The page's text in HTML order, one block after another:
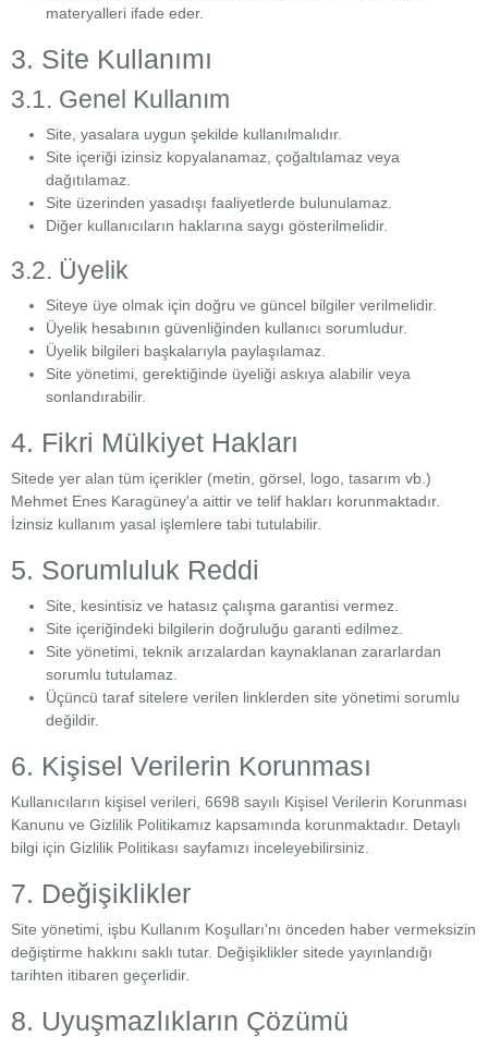
info@alfamarketim.com
Mah.
Sk.
Kazova
İş hanı
No:21 İç
Kapı No:
211 Fatih
/ İstanbul
materyalleri ifade eder.
3. Site Kullanımı
3.1. Genel Kullanım
Site, yasalara uygun şekilde kullanılmalıdır.
Site içeriği izinsiz kopyalanamaz, çoğaltılamaz veya
dağıtılamaz.
Site üzerinden yasadışı faaliyetlerde bulunulamaz.
Diğer kullanıcıların haklarına saygı gösterilmelidir.
3.2. Üyelik
Siteye üye olmak için doğru ve güncel bilgiler verilmelidir.
Üyelik hesabının güvenliğinden kullanıcı sorumludur.
Üyelik bilgileri başkalarıyla paylaşılamaz.
Site yönetimi, gerektiğinde üyeliği askıya alabilir veya
sonlandırabilir.
4. Fikri Mülkiyet Hakları
Sitede yer alan tüm içerikler (metin, görsel, logo, tasarım vb.)
Mehmet Enes Karagüney'a aittir ve telif hakları korunmaktadır.
İzinsiz kullanım yasal işlemlere tabi tutulabilir.
5. Sorumluluk Reddi
Site, kesintisiz ve hatasız çalışma garantisi vermez.
Site içeriğindeki bilgilerin doğruluğu garanti edilmez.
Site yönetimi, teknik arızalardan kaynaklanan zararlardan
sorumlu tutulamaz.
Üçüncü taraf sitelere verilen linklerden site yönetimi sorumlu
değildir.
6. Kişisel Verilerin Korunması
Kullanıcıların kişisel verileri, 6698 sayılı Kişisel Verilerin Korunması
Kanunu ve Gizlilik Politikamız kapsamında korunmaktadır. Detaylı
bilgi için Gizlilik Politikası sayfamızı inceleyebilirsiniz.
7. Değişiklikler
Site yönetimi, işbu Kullanım Koşulları'nı önceden haber vermeksizin
değiştirme hakkını saklı tutar. Değişiklikler sitede yayınlandığı
tarihten itibaren geçerlidir.
8. Uyuşmazlıkların Çözümü